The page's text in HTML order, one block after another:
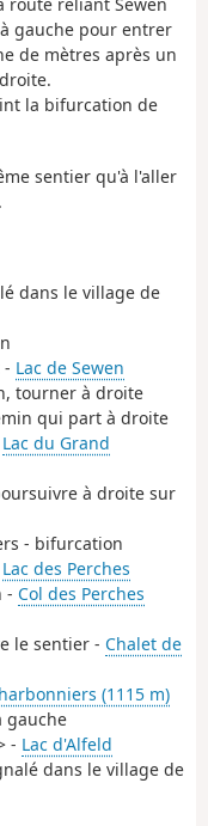
route reliant Sewen
gauche pour entrer
de mètres après un
la bifurcation de
sentier qu'à l'aller
dans le village de
- Lac de Sewen
tourner à droite
qui part à droite
Lac du Grand
à droite sur
- bifurcation
Lac des Perches
- Col des Perches
le sentier - Chalet de
(1115 m)
gauche
- Lac d'Alfeld
dans le village de